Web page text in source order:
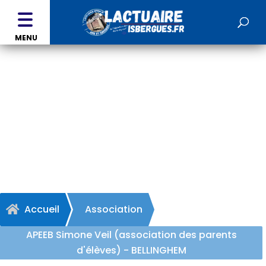
MENU
 Accueil
Association
APEEB Simone Veil (association des parents
d'élèves) - BELLINGHEM